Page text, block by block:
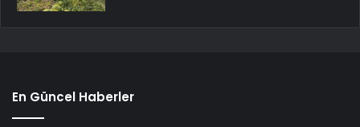
En Güncel Haberler